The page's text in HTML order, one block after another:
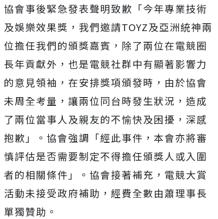
協會事後緊急發表聲明致歉「今年專業技術
及娛樂效果獎，我們邀請TOYZ及亞洲統神兩
位擔任我們的頒獎嘉賓，除了兩位在電競圈
長年貢獻外，也是電競社群中有顯著影響力
的意見領袖，在安排獎項頒發時，由於協會
未周全考量，讓兩位同台時發生狀況，造成
了兩位當事人及親友的不愉快及困擾，深感
抱歉」。協會強調「經此事件，本會亦將審
慎評估是否需要制定不得擔任頒獎人或入圍
者的相關條件」。協會接著補充，電競大賞
活動未接受政府補助，經費全數由蕭理事長
單獨贊助。